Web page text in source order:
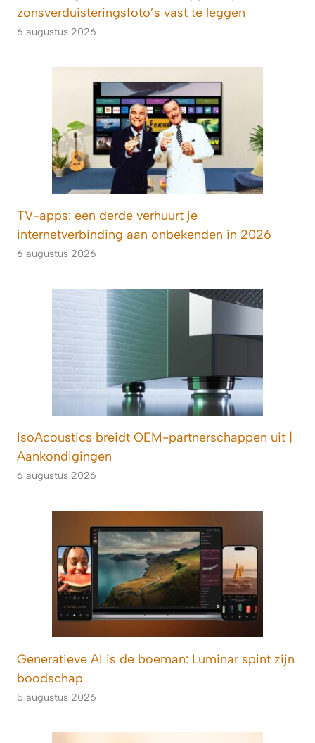
zonsverduisteringsfoto’s vast te leggen
6 augustus 2026
TV-apps: een derde verhuurt je
internetverbinding aan onbekenden in 2026
6 augustus 2026
IsoAcoustics breidt OEM-partnerschappen uit |
Aankondigingen
6 augustus 2026
Generatieve AI is de boeman: Luminar spint zijn
boodschap
5 augustus 2026